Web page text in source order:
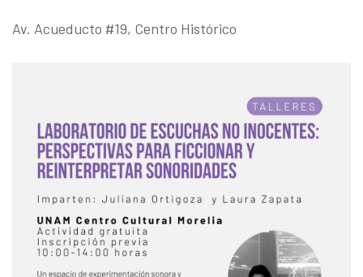
Av. Acueducto #19, Centro Histórico